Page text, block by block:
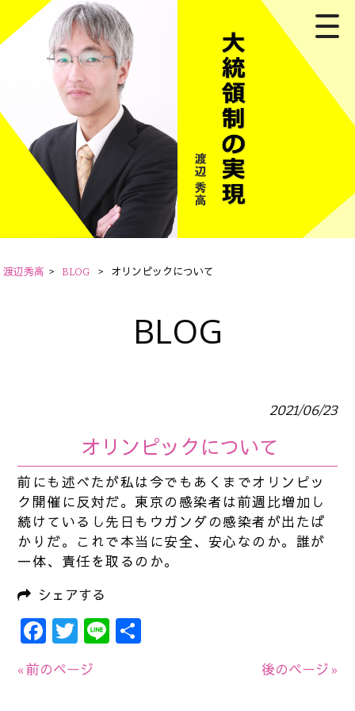
渡辺秀高 > BLOG > オリンピックについて
BLOG
2021/06/23
オリンピックについて
前にも述べたが私は今でもあくまでオリンピッ
ク開催に反対だ。東京の感染者は前週比増加し
続けているし先日もウガンダの感染者が出たば
かりだ。これで本当に安全、安心なのか。誰が
一体、責任を取るのか。
シェアする
Facebook
Twitter
Line
« 前のページ 後のページ »